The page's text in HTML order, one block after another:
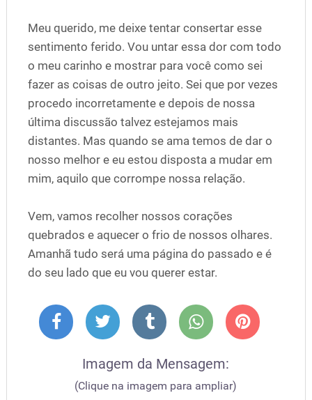
Meu querido, me deixe tentar consertar esse
sentimento ferido. Vou untar essa dor com todo
o meu carinho e mostrar para você como sei
fazer as coisas de outro jeito. Sei que por vezes
procedo incorretamente e depois de nossa
última discussão talvez estejamos mais
distantes. Mas quando se ama temos de dar o
nosso melhor e eu estou disposta a mudar em
mim, aquilo que corrompe nossa relação.
Vem, vamos recolher nossos corações
quebrados e aquecer o frio de nossos olhares.
Amanhã tudo será uma página do passado e é
do seu lado que eu vou querer estar.
Imagem da Mensagem:
(Clique na imagem para ampliar)